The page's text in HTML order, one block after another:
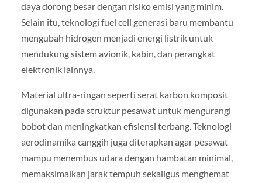
daya dorong besar dengan risiko emisi yang minim.
Selain itu, teknologi fuel cell generasi baru membantu
mengubah hidrogen menjadi energi listrik untuk
mendukung sistem avionik, kabin, dan perangkat
elektronik lainnya.
Material ultra-ringan seperti serat karbon komposit
digunakan pada struktur pesawat untuk mengurangi
bobot dan meningkatkan efisiensi terbang. Teknologi
aerodinamika canggih juga diterapkan agar pesawat
mampu menembus udara dengan hambatan minimal,
memaksimalkan jarak tempuh sekaligus menghemat